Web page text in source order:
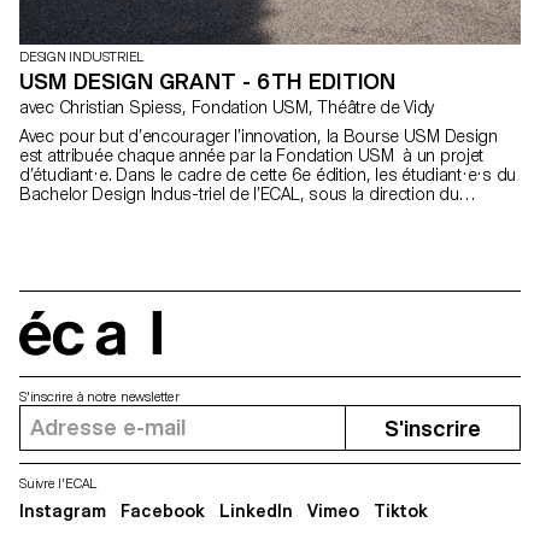
DESIGN INDUSTRIEL
USM DESIGN GRANT - 6TH EDITION
avec Christian Spiess, Fondation USM, Théâtre de Vidy
Avec pour but d’encourager l’innovation, la Bourse USM Design
est attribuée chaque année par la Fondation USM à un projet
d’étudiant·e. Dans le cadre de cette 6e édition, les étudiant·e·s du
Bachelor Design Indus-triel de l’ECAL, sous la direction du
S'inscrire à notre newsletter
S'inscrire
Suivre l'ECAL
Instagram Facebook LinkedIn Vimeo Tiktok